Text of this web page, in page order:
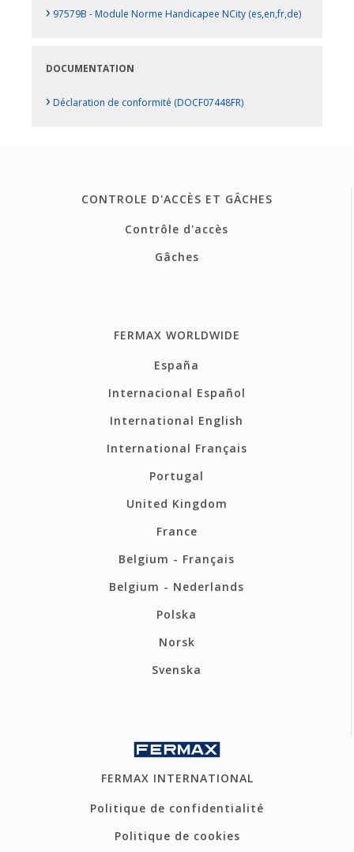
› 97579B - Module Norme Handicapee NCity (es,en,fr,de)
DOCUMENTATION
› Déclaration de conformité (DOCF07448FR)
CONTROLE D'ACCÈS ET GÂCHES
Contrôle d'accès
Gâches
FERMAX WORLDWIDE
España
Internacional Español
International English
International Français
Portugal
United Kingdom
France
Belgium - Français
Belgium - Nederlands
Polska
Norsk
Svenska
FERMAX INTERNATIONAL
Politique de confidentialité
Politique de cookies